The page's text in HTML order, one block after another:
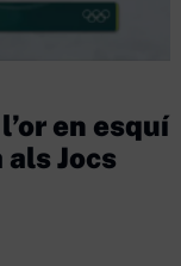
en esquí
Jocs